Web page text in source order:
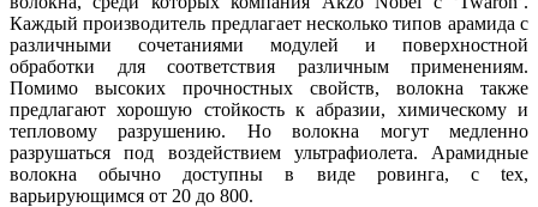
Каждый производитель предлагает несколько типов арамида с
различными сочетаниями модулей и поверхностной
обработки для соответствия различным применениям.
Помимо высоких прочностных свойств, волокна также
предлагают хорошую стойкость к абразии, химическому и
тепловому разрушению. Но волокна могут медленно
разрушаться под воздействием ультрафиолета. Арамидные
волокна обычно доступны в виде ровинга, с tex,
варьирующимся от 20 до 800.